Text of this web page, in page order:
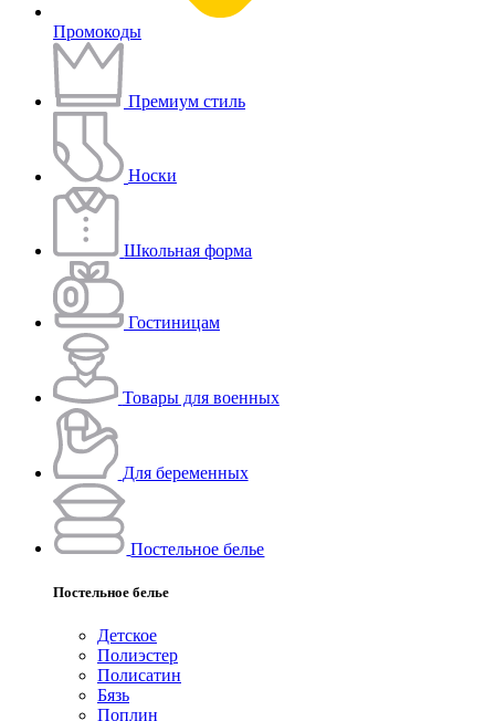
Промокоды
Премиум стиль
Носки
Школьная форма
Гостиницам
Товары для военных
Для беременных
Постельное белье
Постельное белье
Детское
Полиэстeр
Полисатин
Бязь
Поплин